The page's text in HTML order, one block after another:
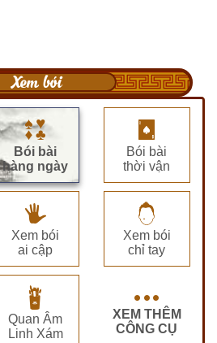
Xem bói
Bói bài
hàng ngày
Bói bài
thời vận
Xem bói
ai cập
Xem bói
chỉ tay
Quan Âm
Linh Xám
XEM THÊM
CÔNG CỤ